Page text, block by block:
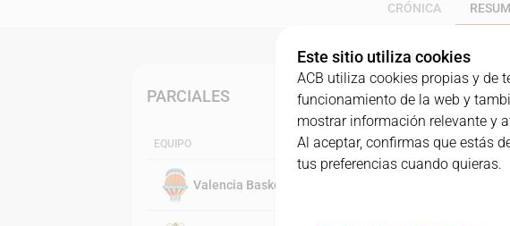
CRÓNICA
PARCIALES
EQUIPO 1C 2C
Valencia Basket
Este sitio utiliza cookies
ACB utiliza cookies propias y de
funcionamiento de la web y
mostrar información relevante y
Al aceptar, confirmas que estás
tus preferencias cuando quieras.